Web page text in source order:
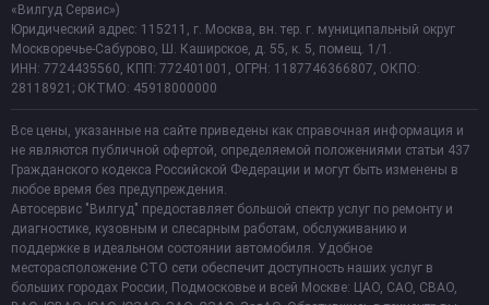
«Вилгуд Сервис»)
Юридический адрес: 115211, г. Москва, вн. тер. г. муниципальный округ
Москворечье-Сабурово, Ш. Каширское, д. 55, к. 5, помещ. 1/1.
ИНН: 7724435560, КПП: 772401001, ОГРН: 1187746366807, ОКПО:
28118921; ОКТМО: 45918000000
Все цены, указанные на сайте приведены как справочная информация и
не являются публичной офертой, определяемой положениями статьи 437
Гражданского кодекса Российской Федерации и могут быть изменены в
любое время без предупреждения.
Автосервис "Вилгуд" предоставляет большой спектр услуг по ремонту и
диагностике, кузовным и слесарным работам, обслуживанию и
поддержке в идеальном состоянии автомобиля. Удобное
месторасположение СТО сети обеспечит доступность наших услуг в
больших городах России, Подмосковье и всей Москве: ЦАО, САО, СВАО,